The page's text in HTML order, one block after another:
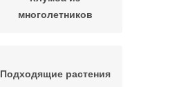
многолетников
Подходящие растения